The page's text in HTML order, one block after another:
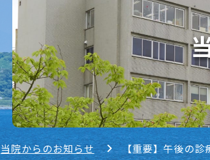
当院からのお知らせ 【重要】午後の診